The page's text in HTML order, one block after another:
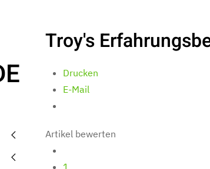
Troy's
Drucken
E-Mail
Artikel bewerten
1